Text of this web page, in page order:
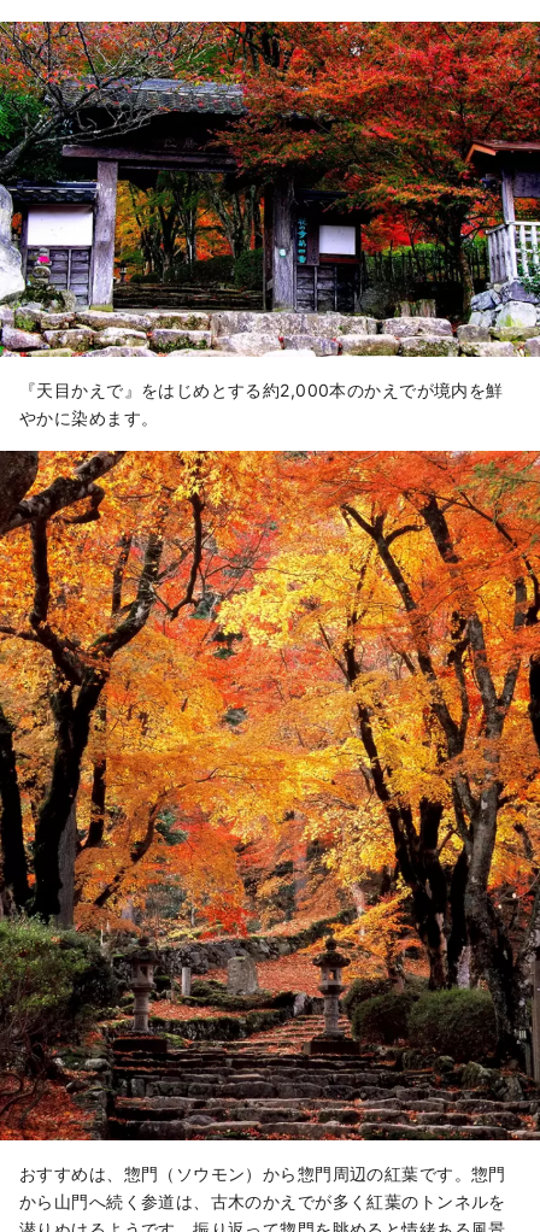
『天目かえで』をはじめとする約2,000本のかえでが境内を鮮
やかに染めます。
おすすめは、惣門（ソウモン）から惣門周辺の紅葉です。惣門
から山門へ続く参道は、古木のかえでが多く紅葉のトンネルを